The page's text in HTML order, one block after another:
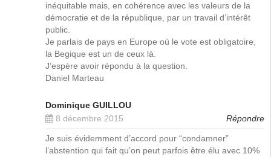
inéquitable mais, en cohérence avec les valeurs de la
démocratie et de la république, par un travail d’intérêt
public.
Je parlais de pays en Europe où le vote est obligatoire,
la Begique est un de ceux là.
J’espère avoir répondu à la question.
Daniel Marteau
Dominique GUILLOU
8 décembre 2015
Répondre
Je suis évidemment d’accord pour “condamner”
l’abstention qui fait qu’on peut parfois être élu avec 10%